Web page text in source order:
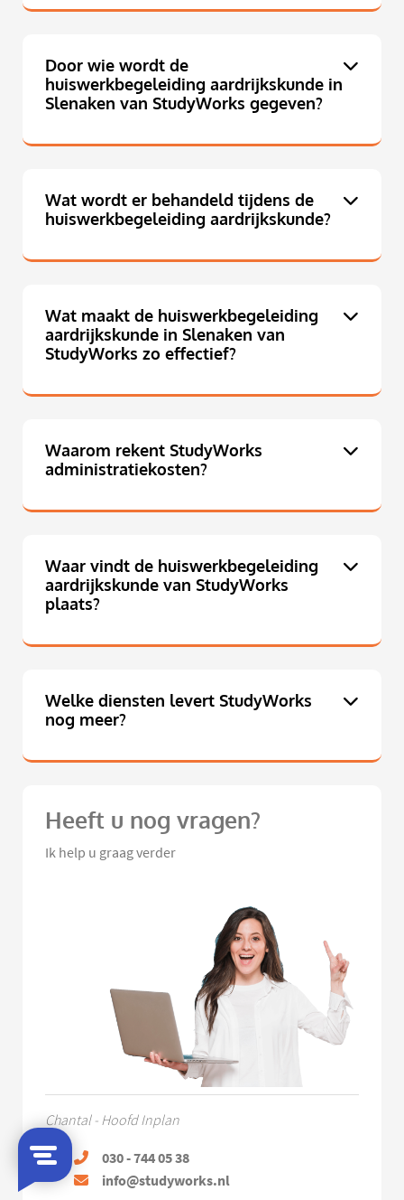
Door wie wordt de
huiswerkbegeleiding aardrijkskunde in
Slenaken van StudyWorks gegeven?
Wat wordt er behandeld tijdens de
huiswerkbegeleiding aardrijkskunde?
Wat maakt de huiswerkbegeleiding
aardrijkskunde in Slenaken van
StudyWorks zo effectief?
Waarom rekent StudyWorks
administratiekosten?
Waar vindt de huiswerkbegeleiding
aardrijkskunde van StudyWorks
plaats?
Welke diensten levert StudyWorks
nog meer?
Heeft u nog vragen?
Ik help u graag verder
Chantal - Hoofd Inplan
030 - 744 05 38
info@studyworks.nl